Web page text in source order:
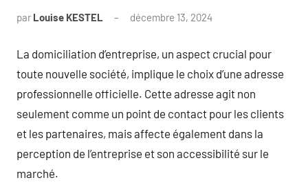
par Louise KESTEL décembre 13, 2024
La domiciliation d’entreprise, un aspect crucial pour
toute nouvelle société, implique le choix d’une adresse
professionnelle officielle. Cette adresse agit non
seulement comme un point de contact pour les clients
et les partenaires, mais affecte également dans la
perception de l’entreprise et son accessibilité sur le
marché.